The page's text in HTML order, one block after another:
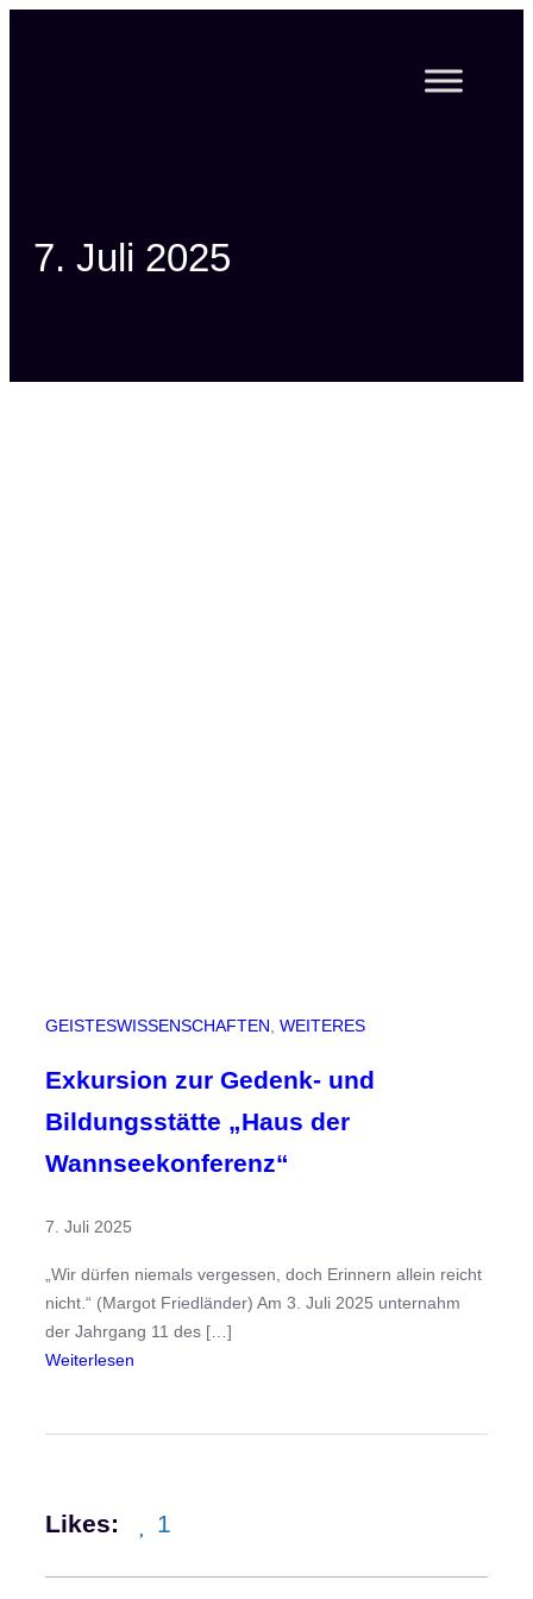
7. Juli 2025
GEISTESWISSENSCHAFTEN WEITERES
Exkursion zur Gedenk- und
Bildungsstätte „Haus der
Wannseekonferenz“
7. Juli 2025
„Wir dürfen niemals vergessen, doch Erinnern allein reicht
nicht.“ (Margot Friedländer) Am 3. Juli 2025 unternahm
der Jahrgang 11 des […]
Weiterlesen
s
Likes: 1